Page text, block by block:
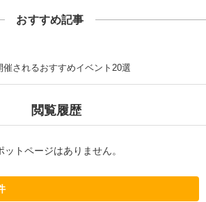
おすすめ記事
されるおすすめイベント20選
閲覧履歴
トページはありません。